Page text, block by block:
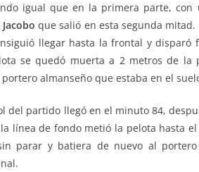
igual que en la primera parte, con
Jacobo que salió en esta segunda
llegar hasta la frontal y disparó
se quedó muerta a 2 metros de la
almanseño que estaba en el
del partido llegó en el minuto 84,
línea de fondo metió la pelota hasta
parar y batiera de nuevo al